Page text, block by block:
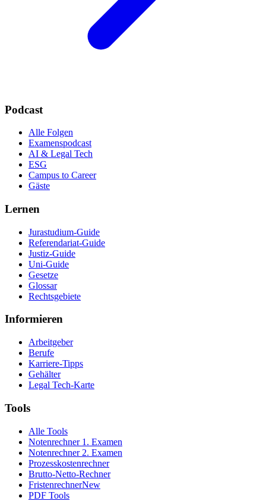
Podcast
Alle Folgen
Examenspodcast
AI & Legal Tech
ESG
Campus to Career
Gäste
Lernen
Jurastudium-Guide
Referendariat-Guide
Justiz-Guide
Uni-Guide
Gesetze
Glossar
Rechtsgebiete
Informieren
Arbeitgeber
Berufe
Karriere-Tipps
Gehälter
Legal Tech-Karte
Tools
Alle Tools
Notenrechner 1. Examen
Notenrechner 2. Examen
Prozesskostenrechner
Brutto-Netto-Rechner
FristenrechnerNew
PDF Tools